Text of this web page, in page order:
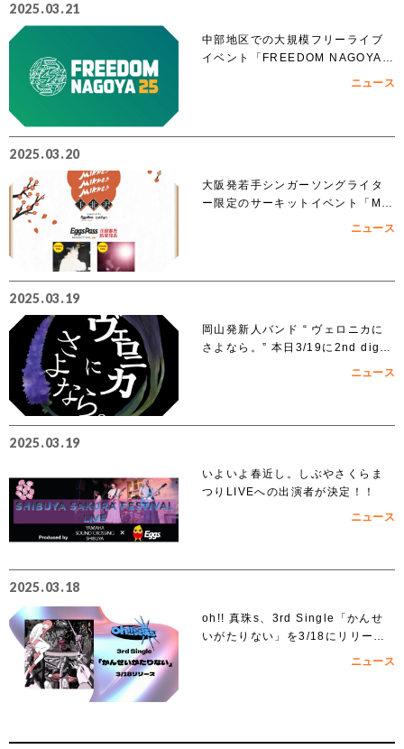
2025.03.21
中部地区での大規模フリーライブ
イベント「FREEDOM NAGOYA 2
ニュース
2025.03.20
大阪発若手シンガーソングライタ
ー限定のサーキットイベント「MIK
ニュース
2025.03.19
岡山発新人バンド “ ヴェロニカに
さよなら。” 本日3/19に2nd digit
ニュース
2025.03.19
いよいよ春近し。しぶやさくらま
つりLIVEへの出演者が決定！！
ニュース
2025.03.18
oh!! 真珠s、3rd Single「かんせ
いがたりない」を3/18にリリー
ニュース